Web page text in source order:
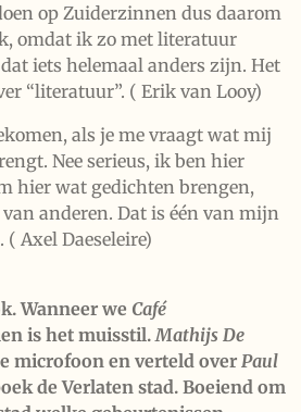
op Zuiderzinnen dus daarom
omdat ik zo met literatuur
iets helemaal anders zijn. Het
“literatuur”. ( Erik van Looy)
als je me vraagt wat mij
Nee serieus, ik ben hier
hier wat gedichten brengen,
anderen. Dat is één van mijn
Axel Daeseleire)
Wanneer we Café
is het muisstil. Mathijs De
microfoon en verteld over Paul
de Verlaten stad. Boeiend om